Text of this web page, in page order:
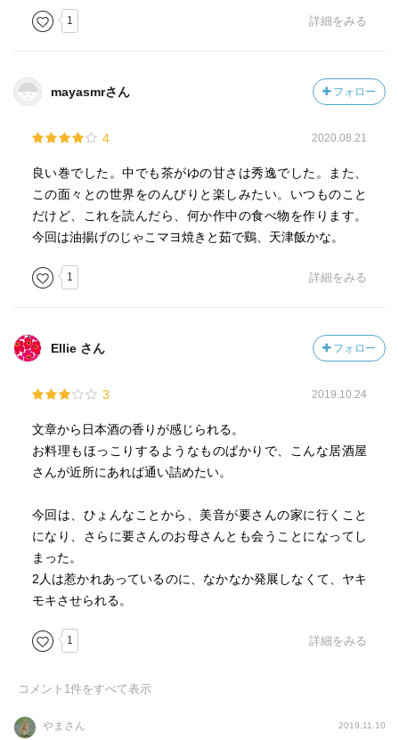
1 詳細をみる
mayasmrさん フォロー
4 2020.08.21
良い巻でした。中でも茶がゆの甘さは秀逸でした。また、
この面々との世界をのんびりと楽しみたい。いつものこと
だけど、これを読んだら、何か作中の食べ物を作ります。
今回は油揚げのじゃこマヨ焼きと茹で鷄、天津飯かな。
1 詳細をみる
Ellie さん フォロー
3 2019.10.24
文章から日本酒の香りが感じられる。
お料理もほっこりするようなものばかりで、こんな居酒屋
さんが近所にあれば通い詰めたい。
今回は、ひょんなことから、美音が要さんの家に行くこと
になり、さらに要さんのお母さんとも会うことになってし
まった。
2人は惹かれあっているのに、なかなか発展しなくて、ヤキ
モキさせられる。
1 詳細をみる
コメント 1件をすべて表示
やまさん 2019.11.10